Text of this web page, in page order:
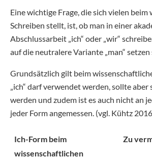
Eine wichtige Frage, die sich vielen
Schreiben stellt, ist, ob man in einer
Abschlussarbeit „ich“ oder „wir“
auf die neutralere Variante „man“
Grundsätzlich gilt beim
„ich“ darf verwendet werden, sollte aber
werden und zudem ist es auch nicht an
jeder Form angemessen. (vgl. Kühtz
Ich-Form beim
wissenschaftlichen
Zu